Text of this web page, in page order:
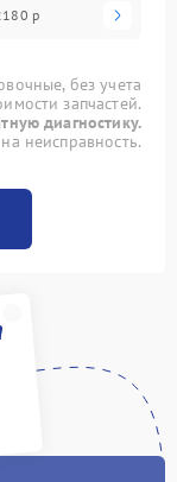
р
без учета
запчастей.
диагностику.
неисправность.